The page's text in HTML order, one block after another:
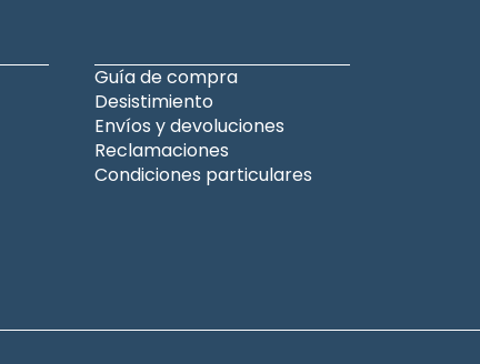
Guía de compra
Desistimiento
Envíos y devoluciones
Reclamaciones
Condiciones particulares